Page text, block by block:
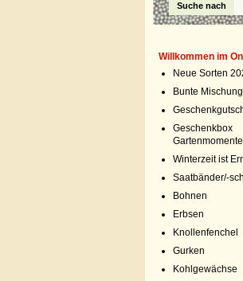
Suche nach
Willkommen im
Neue Sorten
Bunte
Geschenkbox
Gartenmomente
Winterzeit ist
Saatbänder/-
Bohnen
Erbsen
Knollenfenchel
Gurken
Kohlgewächse